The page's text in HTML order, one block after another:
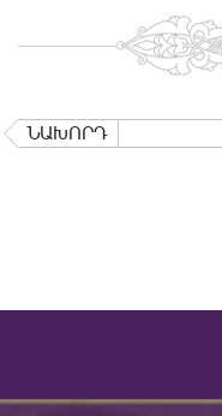
ՆԱԽՈՐԴ